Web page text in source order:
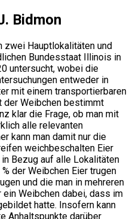
Bidmon
zwei Hauptlokalitäten und
Bundesstaat Illinois in
untersucht, wobei die
entweder in
mit einem transportierbaren
der Weibchen bestimmt
klar die Frage, ob man mit
alle relevanten
kann man damit nur die
weichbeschalten Eier
Bezug auf alle Lokalitäten
der Weibchen Eier trugen
und die man in mehreren
Weibchen dabei, dass im
hatte. Insofern kann
Anhaltspunkte darüber